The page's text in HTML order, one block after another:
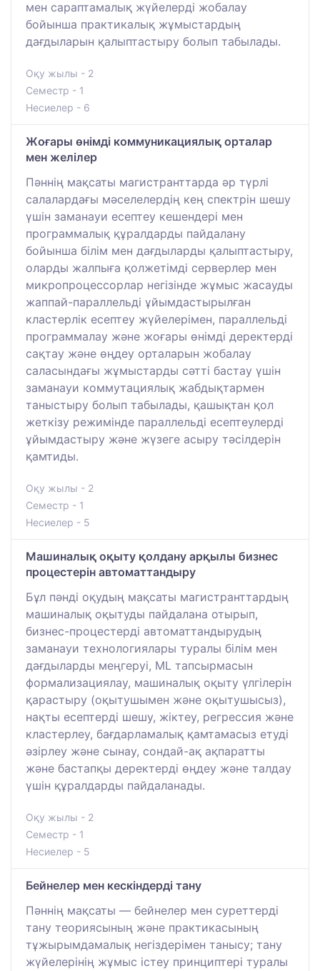
мен сараптамалық жүйелерді жобалау
бойынша практикалық жұмыстардың
дағдыларын қалыптастыру болып табылады.
Оқу жылы - 2
Семестр - 1
Несиелер - 6
Жоғары өнімді коммуникациялық орталар
мен желілер
Пәннің мақсаты магистранттарда әр түрлі
салалардағы мәселелердің кең спектрін шешу
үшін заманауи есептеу кешендері мен
программалық құралдарды пайдалану
бойынша білім мен дағдыларды қалыптастыру,
оларды жалпыға қолжетімді серверлер мен
микропроцессорлар негізінде жұмыс жасауды
жаппай-параллельді ұйымдастырылған
кластерлік есептеу жүйелерімен, параллельді
программалау және жоғары өнімді деректерді
сақтау және өңдеу орталарын жобалау
саласындағы жұмыстарды сәтті бастау үшін
заманауи коммутациялық жабдықтармен
таныстыру болып табылады, қашықтан қол
жеткізу режимінде параллельді есептеулерді
ұйымдастыру және жүзеге асыру тәсілдерін
қамтиды.
Оқу жылы - 2
Семестр - 1
Несиелер - 5
Машиналық оқыту қолдану арқылы бизнес
процестерін автоматтандыру
Бұл пәнді оқудың мақсаты магистранттардың
машиналық оқытуды пайдалана отырып,
бизнес-процестерді автоматтандырудың
заманауи технологиялары туралы білім мен
дағдыларды меңгеруі, ML тапсырмасын
формализациялау, машиналық оқыту үлгілерін
қарастыру (оқытушымен және оқытушысыз),
нақты есептерді шешу, жіктеу, регрессия және
кластерлеу, бағдарламалық қамтамасыз етуді
әзірлеу және сынау, сондай-ақ ақпаратты
және бастапқы деректерді өңдеу және талдау
үшін құралдарды пайдаланады.
Оқу жылы - 2
Семестр - 1
Несиелер - 5
Бейнелер мен кескіндерді тану
Пәннің мақсаты — бейнелер мен суреттерді
тану теориясының және практикасының
тұжырымдамалық негіздерімен танысу; тану
жүйелерінің жұмыс істеу принциптері туралы